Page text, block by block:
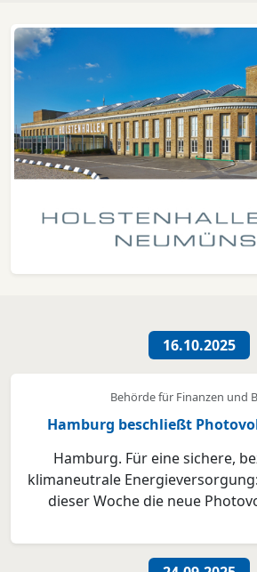
Beckmann nutzte die
16.10.2025
Behörde für Finanzen und
Hamburg beschließt
Hamburg. Für eine sichere,
klimaneutrale
dieser Woche die neue
Hamburg einen entscheidenden
Energiesouveränität. Ziel der